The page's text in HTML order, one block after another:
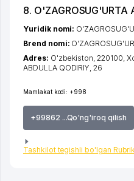
8. O'ZAGROSUG'URTA
Mamlakat kodi: +998
+99862 ...Qo'ng'iroq qilish
Tashkilot tegishli bo'lgan
Yuridik nomi:
Brend nomi:
Adres: O'zbekiston, 220100,
ABDULLA QODIRIY, 26